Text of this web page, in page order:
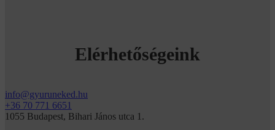
Elérhetőségeink
info@gyuruneked.hu
+36 70 771 6651
1055 Budapest, Bihari János utca 1.